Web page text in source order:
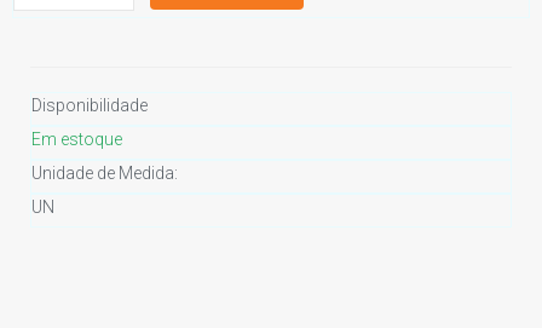
Disponibilidade
Em estoque
Unidade de Medida:
UN